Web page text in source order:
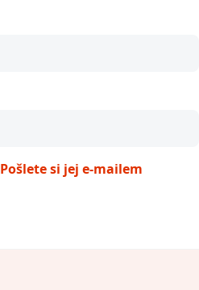
Pošlete si jej e-mailem